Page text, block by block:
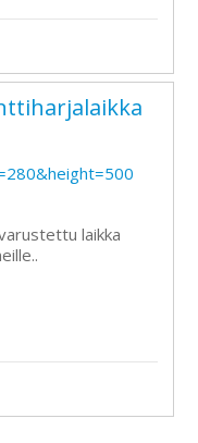
laikka